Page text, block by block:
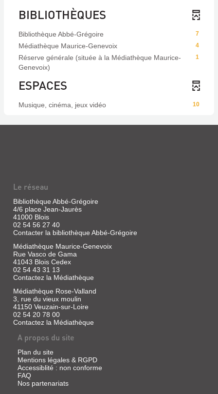
BIBLIOTHÈQUES
7
Bibliothèque Abbé-Grégoire
4
Médiathèque Maurice-Genevoix
1
Réserve générale (située à la Médiathèque Maurice-
Genevoix)
ESPACES
10
Musique, cinéma, jeux vidéo
Le réseau
Bibliothèque Abbé-Grégoire
4/6 place Jean-Jaurès
41000 Blois
02 54 56 27 40
Contacter la bibliothèque Abbé-Grégoire
Médiathèque Maurice-Genevoix
Rue Vasco de Gama
41043 Blois Cedex
02 54 43 31 13
Contactez la Médiathèque
Médiathèque Rose-Valland
3, rue du vieux moulin
41150 Veuzain-sur-Loire
02 54 20 78 00
Contactez la Médiathèque
A propos du site
Plan du site
Mentions légales & RGPD
Accessiblité : non conforme
FAQ
Nos partenariats